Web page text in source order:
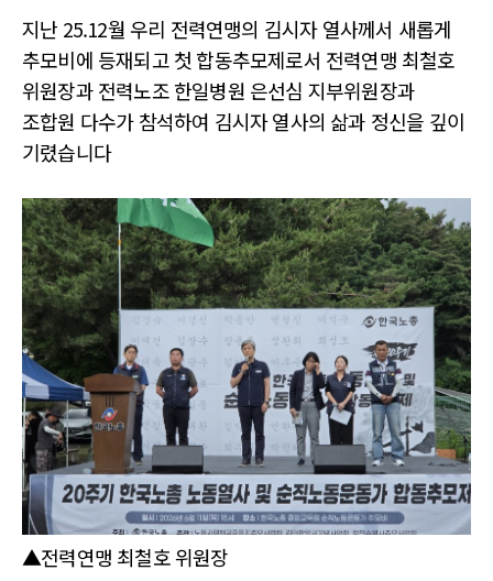
지난 25.12월 우리 전력연맹의 김시자 열사께서 새롭게
추모비에 등재되고 첫 합동추모제로서 전력연맹 최철호
위원장과 전력노조 한일병원 은선심 지부위원장과
조합원 다수가 참석하여 김시자 열사의 삶과 정신을 깊이
기렸습니다
▲전력연맹 최철호 위원장